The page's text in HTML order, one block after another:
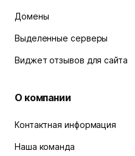
Домены
Выделенные серверы
Виджет отзывов для сайта
О компании
Контактная информация
Наша команда